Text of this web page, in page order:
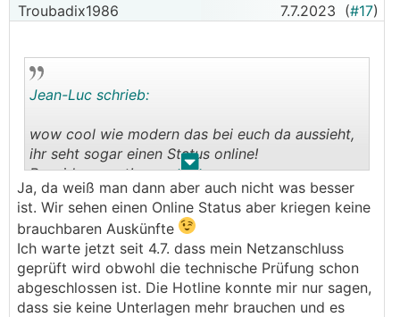
Fertigstellungsmeldung eine Email an Netz-Nö
geschickt.
Ein paar Stunden später habe ich als Antwort
Netzvertrag gilt. Ich habe am nächsten Tag dann
zurückgeschrieben, dass ich das Gesetz anders
auslege. Auf diese E-Mail habe ich keine Antwort
mehr bekommen.
Aber, 30 Minuten vor der Antwort-Email habe ich
im Online Portal den Status "Sie dürfen die
Anlage in Betrieb nehmen" gesehen. Seitdem
speist die Anlage ein.
Troubadix1986 7.7.2023 (#17)
. .
Jean-Luc schrieb:
wow cool wie modern das bei euch da aussieht,
ihr seht sogar einen Status online!
Beneidenswert!
Da sind wir in der Steiermark (Energie Netze) ja
noch meilenweit entfernt. Immerhin kann man
anrufen und bekommt eine brauchbare auskunft
bez. Stauts.
Ja, da weiß man dann aber auch nicht was besser
ist. Wir sehen einen Online Status aber kriegen keine
brauchbaren Auskünfte
Ich warte jetzt seit 4.7. dass mein Netzanschluss
geprüft wird obwohl die technische Prüfung schon
abgeschlossen ist. Die Hotline konnte mir nur sagen,
dass sie keine Unterlagen mehr brauchen und es